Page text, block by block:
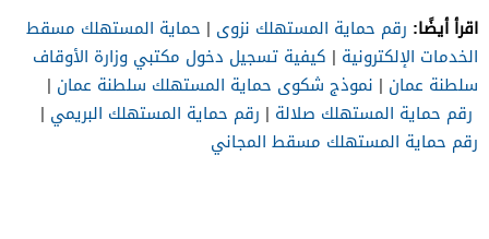
اقرأ أيضًا: رقم حماية المستهلك نزوى | حماية المستهلك مسقط
الخدمات الإلكترونية | كيفية تسجيل دخول مكتبي وزارة الأوقاف
سلطنة عمان | نموذج شكوى حماية المستهلك سلطنة عمان |
رقم حماية المستهلك صلالة | رقم حماية المستهلك البريمي |
رقم حماية المستهلك مسقط المجاني